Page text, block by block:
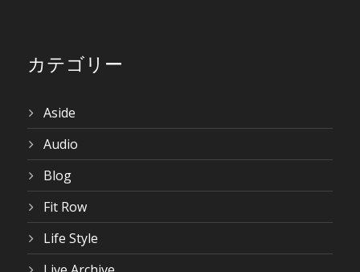
カテゴリー
Aside
Audio
Blog
Fit Row
Life Style